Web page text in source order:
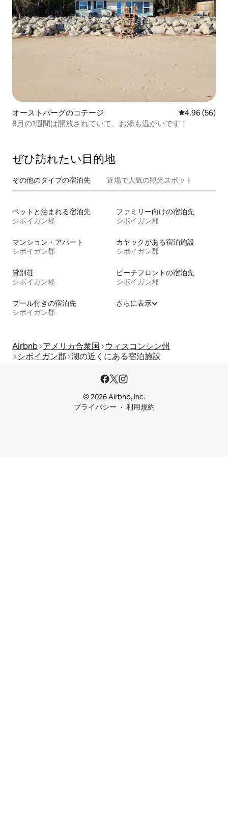
オーストバーグのコテージ レビュー56
4.96 (56)
8月の1週間は開放されていて、お湯も温かいです！
ぜひ訪⁠れ⁠た⁠い目⁠的⁠地
その他のタ⁠イ⁠プ⁠の宿⁠泊⁠先 近場で人気の観光スポット
ペットと泊まれる宿泊先
シボイガン郡
ファミリー向けの宿泊先
シボイガン郡
マンション・アパート
シボイガン郡
カヤックがある宿泊施設
シボイガン郡
貸別荘
シボイガン郡
ビーチフロントの宿泊先
シボイガン郡
プール付きの宿泊先
シボイガン郡
さらに表示
Airbnb アメリカ合衆国
ウィスコンシン州
シボイガン郡 湖の近くにある宿泊施設
© 2026 Airbnb, Inc.
プライバシー
利用規約